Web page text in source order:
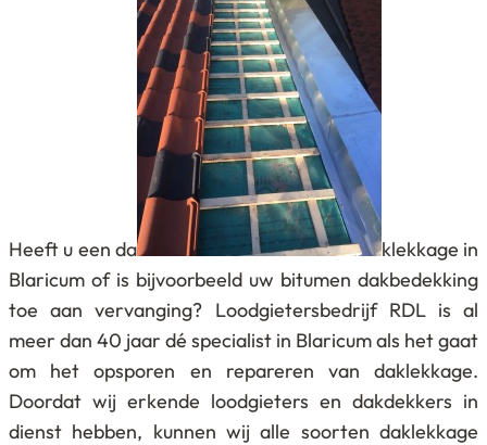
Heeft u een da
klekkage in
Blaricum of is bijvoorbeeld uw bitumen dakbedekking
toe aan vervanging? Loodgietersbedrijf RDL is al
meer dan 40 jaar dé specialist in Blaricum als het gaat
om het opsporen en repareren van daklekkage.
Doordat wij erkende loodgieters en dakdekkers in
dienst hebben, kunnen wij alle soorten daklekkage